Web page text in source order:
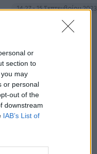
or
section to
may
or personal
out of the
downstream
IAB’s List of
14:27 - 15 Σεπτεμβρίου 2023